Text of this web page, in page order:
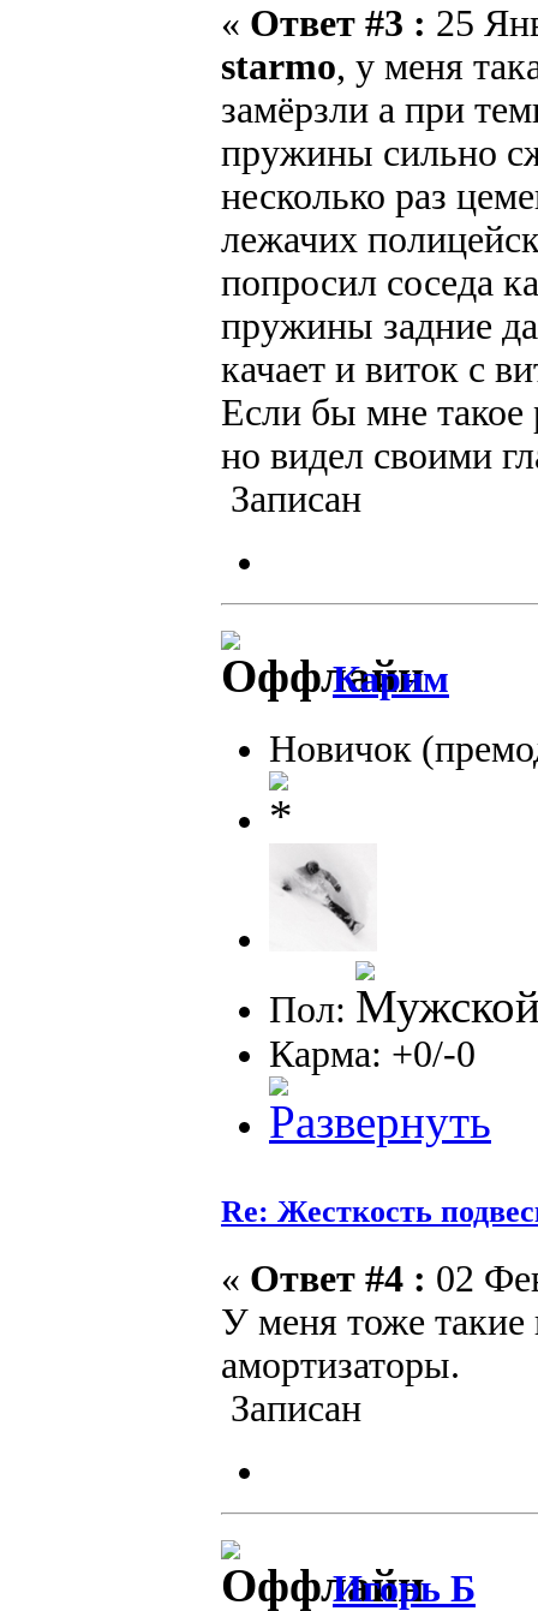
« Ответ #3 : 25
starmo, у меня
замёрзли а при
пружины сильно
несколько раз
лежачих
попросил соседа
пружины задние
качает и виток с
Если бы мне такое
но видел своими
Записан
Карим
Новичок
Пол:
Карма: +0/-0
Re: Жесткость
« Ответ #4 : 02
У меня тоже
амортизаторы.
Записан
Игорь Б